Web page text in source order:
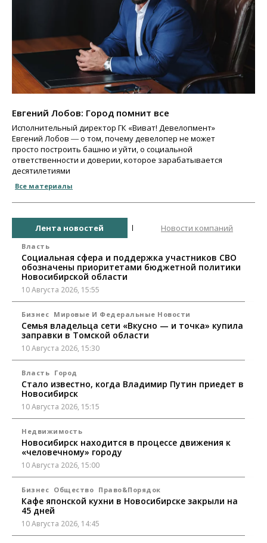
Евгений Лобов: Город помнит все
Исполнительный директор ГК «Виват! Девелопмент»
Евгений Лобов ― о том, почему девелопер не может
просто построить башню и уйти, о социальной
ответственности и доверии, которое зарабатывается
десятилетиями
Все материалы
Лента новостей Новости компаний
Власть
Социальная сфера и поддержка участников СВО
обозначены приоритетами бюджетной политики
Новосибирской области
10 Августа 2026, 15:55
Бизнес Мировые И Федеральные Новости
Семья владельца сети «Вкусно — и точка» купила
заправки в Томской области
10 Августа 2026, 15:30
Власть Город
Стало известно, когда Владимир Путин приедет в
Новосибирск
10 Августа 2026, 15:15
Недвижимость
Новосибирск находится в процессе движения к
«человечному» городу
10 Августа 2026, 15:00
Бизнес Общество Право&Порядок
Кафе японской кухни в Новосибирске закрыли на
45 дней
10 Августа 2026, 14:45